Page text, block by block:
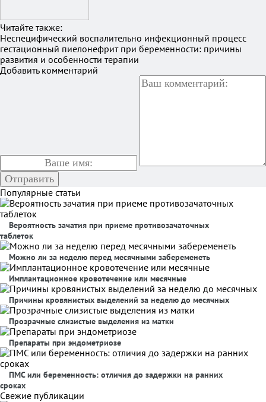
Читайте также:
Неспецифический воспалительно инфекционный процесс
гестационный пиелонефрит при беременности: причины
развития и особенности терапии
Добавить комментарий
Популярные статьи
Вероятность зачатия при приеме противозачаточных
таблеток
Можно ли за неделю перед месячными забеременеть
Имплантационное кровотечение или месячные
Причины кровянистых выделений за неделю до месячных
Прозрачные слизистые выделения из матки
Препараты при эндометриозе
ПМС или беременность: отличия до задержки на ранних
сроках
Свежие публикации